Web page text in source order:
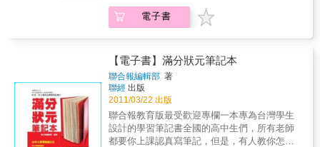
習找出自己盲點，克服閱讀測驗的障礙。3.解
析篇包含文章翻譯及題目分析，並為您剖析答
電子書
【電子書】滿分狀元筆記本
聯合報編輯部 著
聯經 出版
2011/03/22 出版
聯合報教育版最受歡迎專欄一本專為台灣學生
設計的學習筆記書全國的高中生們，所有老師
都要你上課認真寫筆記，但是，有人教你怎麼